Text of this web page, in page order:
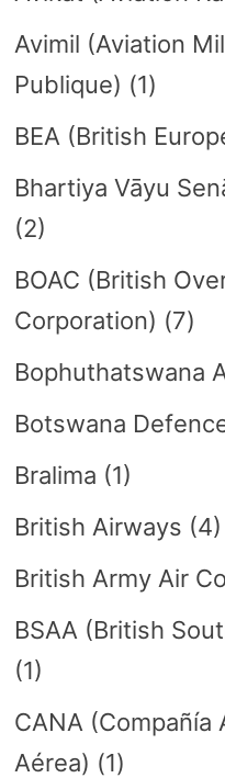
Avimil (Aviation
Publique) (1)
BEA (British
Bhartiya Vāyu
(2)
BOAC (British
Corporation) (7)
Bophuthatswana
Botswana
Bralima (1)
British Airways (4)
British Army Air
BSAA (British
(1)
CANA (Compañía
Aérea) (1)